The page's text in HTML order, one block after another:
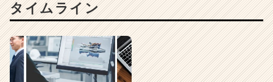
タイムライン